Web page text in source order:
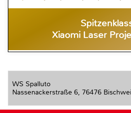
Xiaomi Laser
WS Spalluto
Nassenackerstraße 6, 76476